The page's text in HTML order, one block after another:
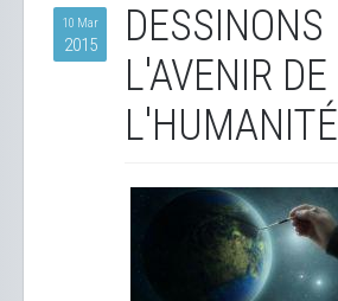
10 Mar
2015
DESSINONS
L'AVENIR DE
L'HUMANITÉ